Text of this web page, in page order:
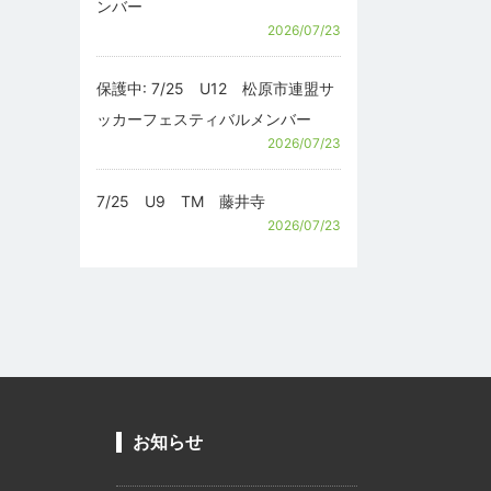
ンバー
2026/07/23
保護中: 7/25 U12 松原市連盟サ
ッカーフェスティバルメンバー
2026/07/23
7/25 U9 TM 藤井寺
2026/07/23
お知らせ